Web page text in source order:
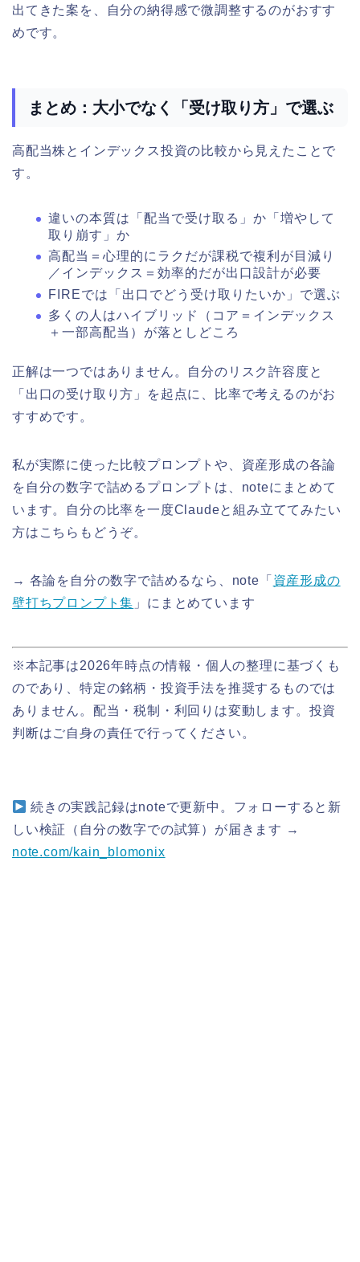
出てきた案を、自分の納得感で微調整するのがおすす
めです。
まとめ：大小でなく「受け取り方」で選ぶ
高配当株とインデックス投資の比較から見えたことで
す。
違いの本質は「配当で受け取る」か「増やして
取り崩す」か
高配当＝心理的にラクだが課税で複利が目減り
／インデックス＝効率的だが出口設計が必要
FIREでは「出口でどう受け取りたいか」で選ぶ
多くの人はハイブリッド（コア＝インデックス
＋一部高配当）が落としどころ
正解は一つではありません。自分のリスク許容度と
「出口の受け取り方」を起点に、比率で考えるのがお
すすめです。
私が実際に使った比較プロンプトや、資産形成の各論
を自分の数字で詰めるプロンプトは、noteにまとめて
います。自分の比率を一度Claudeと組み立ててみたい
方はこちらもどうぞ。
→ 各論を自分の数字で詰めるなら、note「 資産形成の
壁打ちプロンプト集 」にまとめています
※本記事は2026年時点の情報・個人の整理に基づくも
のであり、特定の銘柄・投資手法を推奨するものでは
ありません。配当・税制・利回りは変動します。投資
判断はご自身の責任で行ってください。
続きの実践記録はnoteで更新中。フォローすると新
しい検証（自分の数字での試算）が届きます →
note.com/kain_blomonix